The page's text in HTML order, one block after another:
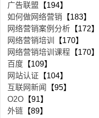
广告联盟 【194】
如何做网络营销 【183】
网络营销案例分析 【172】
网络营销培训
【170】
网络营销培训课程 【170】
百度 【109】
网站认证 【104】
互联网新闻
【95】
O2O 【91】
外链 【89】